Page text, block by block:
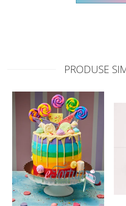
PRODUSE